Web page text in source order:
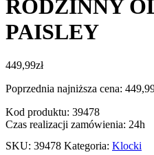
RODZINNY
PAISLEY
449,99zł
Poprzednia najniższa cena:
Kod produktu: 39478
Czas realizacji zamówienia: 24h
SKU: 39478 Kategoria: Klocki